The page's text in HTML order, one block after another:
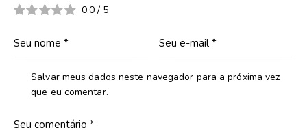
0.0 / 5
Salvar meus dados neste navegador para a próxima vez
que eu comentar.